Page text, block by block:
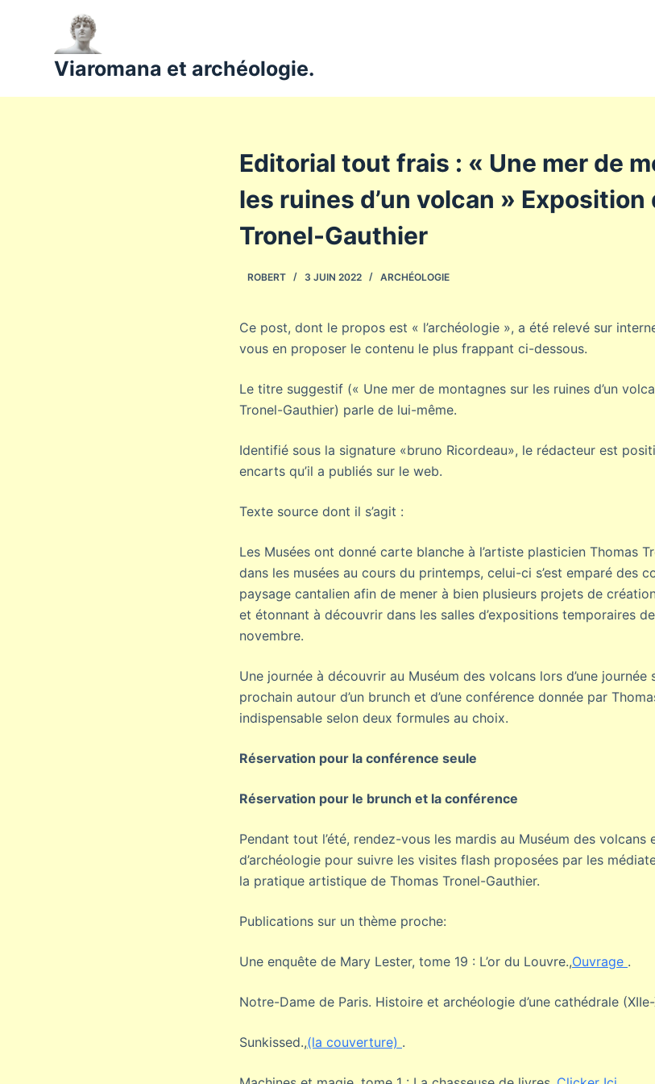
Viaromana et archéologie.
Editorial tout frais : « Une mer de
les ruines d’un volcan » Exposition
Tronel-Gauthier
ROBERT 3 JUIN 2022 ARCHÉOLOGIE
Ce post, dont le propos est « l’archéologie », a été relevé sur
vous en proposer le contenu le plus frappant ci-dessous.
Le titre suggestif (« Une mer de montagnes sur les ruines d’un
Tronel-Gauthier) parle de lui-même.
Identifié sous la signature «bruno Ricordeau», le rédacteur est
encarts qu’il a publiés sur le web.
Texte source dont il s’agit :
Les Musées ont donné carte blanche à l’artiste plasticien Thomas
dans les musées au cours du printemps, celui-ci s’est emparé des
paysage cantalien afin de mener à bien plusieurs projets de
et étonnant à découvrir dans les salles d’expositions temporaires
novembre.
Une journée à découvrir au Muséum des volcans lors d’une journée
prochain autour d’un brunch et d’une conférence donnée par
indispensable selon deux formules au choix.
Réservation pour la conférence seule
Réservation pour le brunch et la conférence
Pendant tout l’été, rendez-vous les mardis au Muséum des volcans
d’archéologie pour suivre les visites flash proposées par les
la pratique artistique de Thomas Tronel-Gauthier.
Publications sur un thème proche:
Une enquête de Mary Lester, tome 19 : L’or du Louvre.,Ouvrage .
Notre-Dame de Paris. Histoire et archéologie d’une cathédrale
Sunkissed.,(la couverture) .